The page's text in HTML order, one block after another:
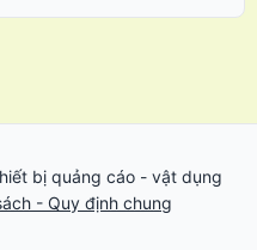
bị quảng cáo - vật dụng
- Quy định chung